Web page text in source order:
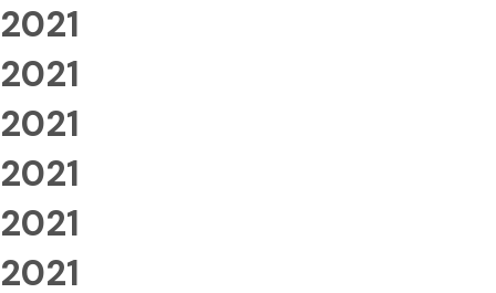
2021
2021
2021
2021
2021
2021